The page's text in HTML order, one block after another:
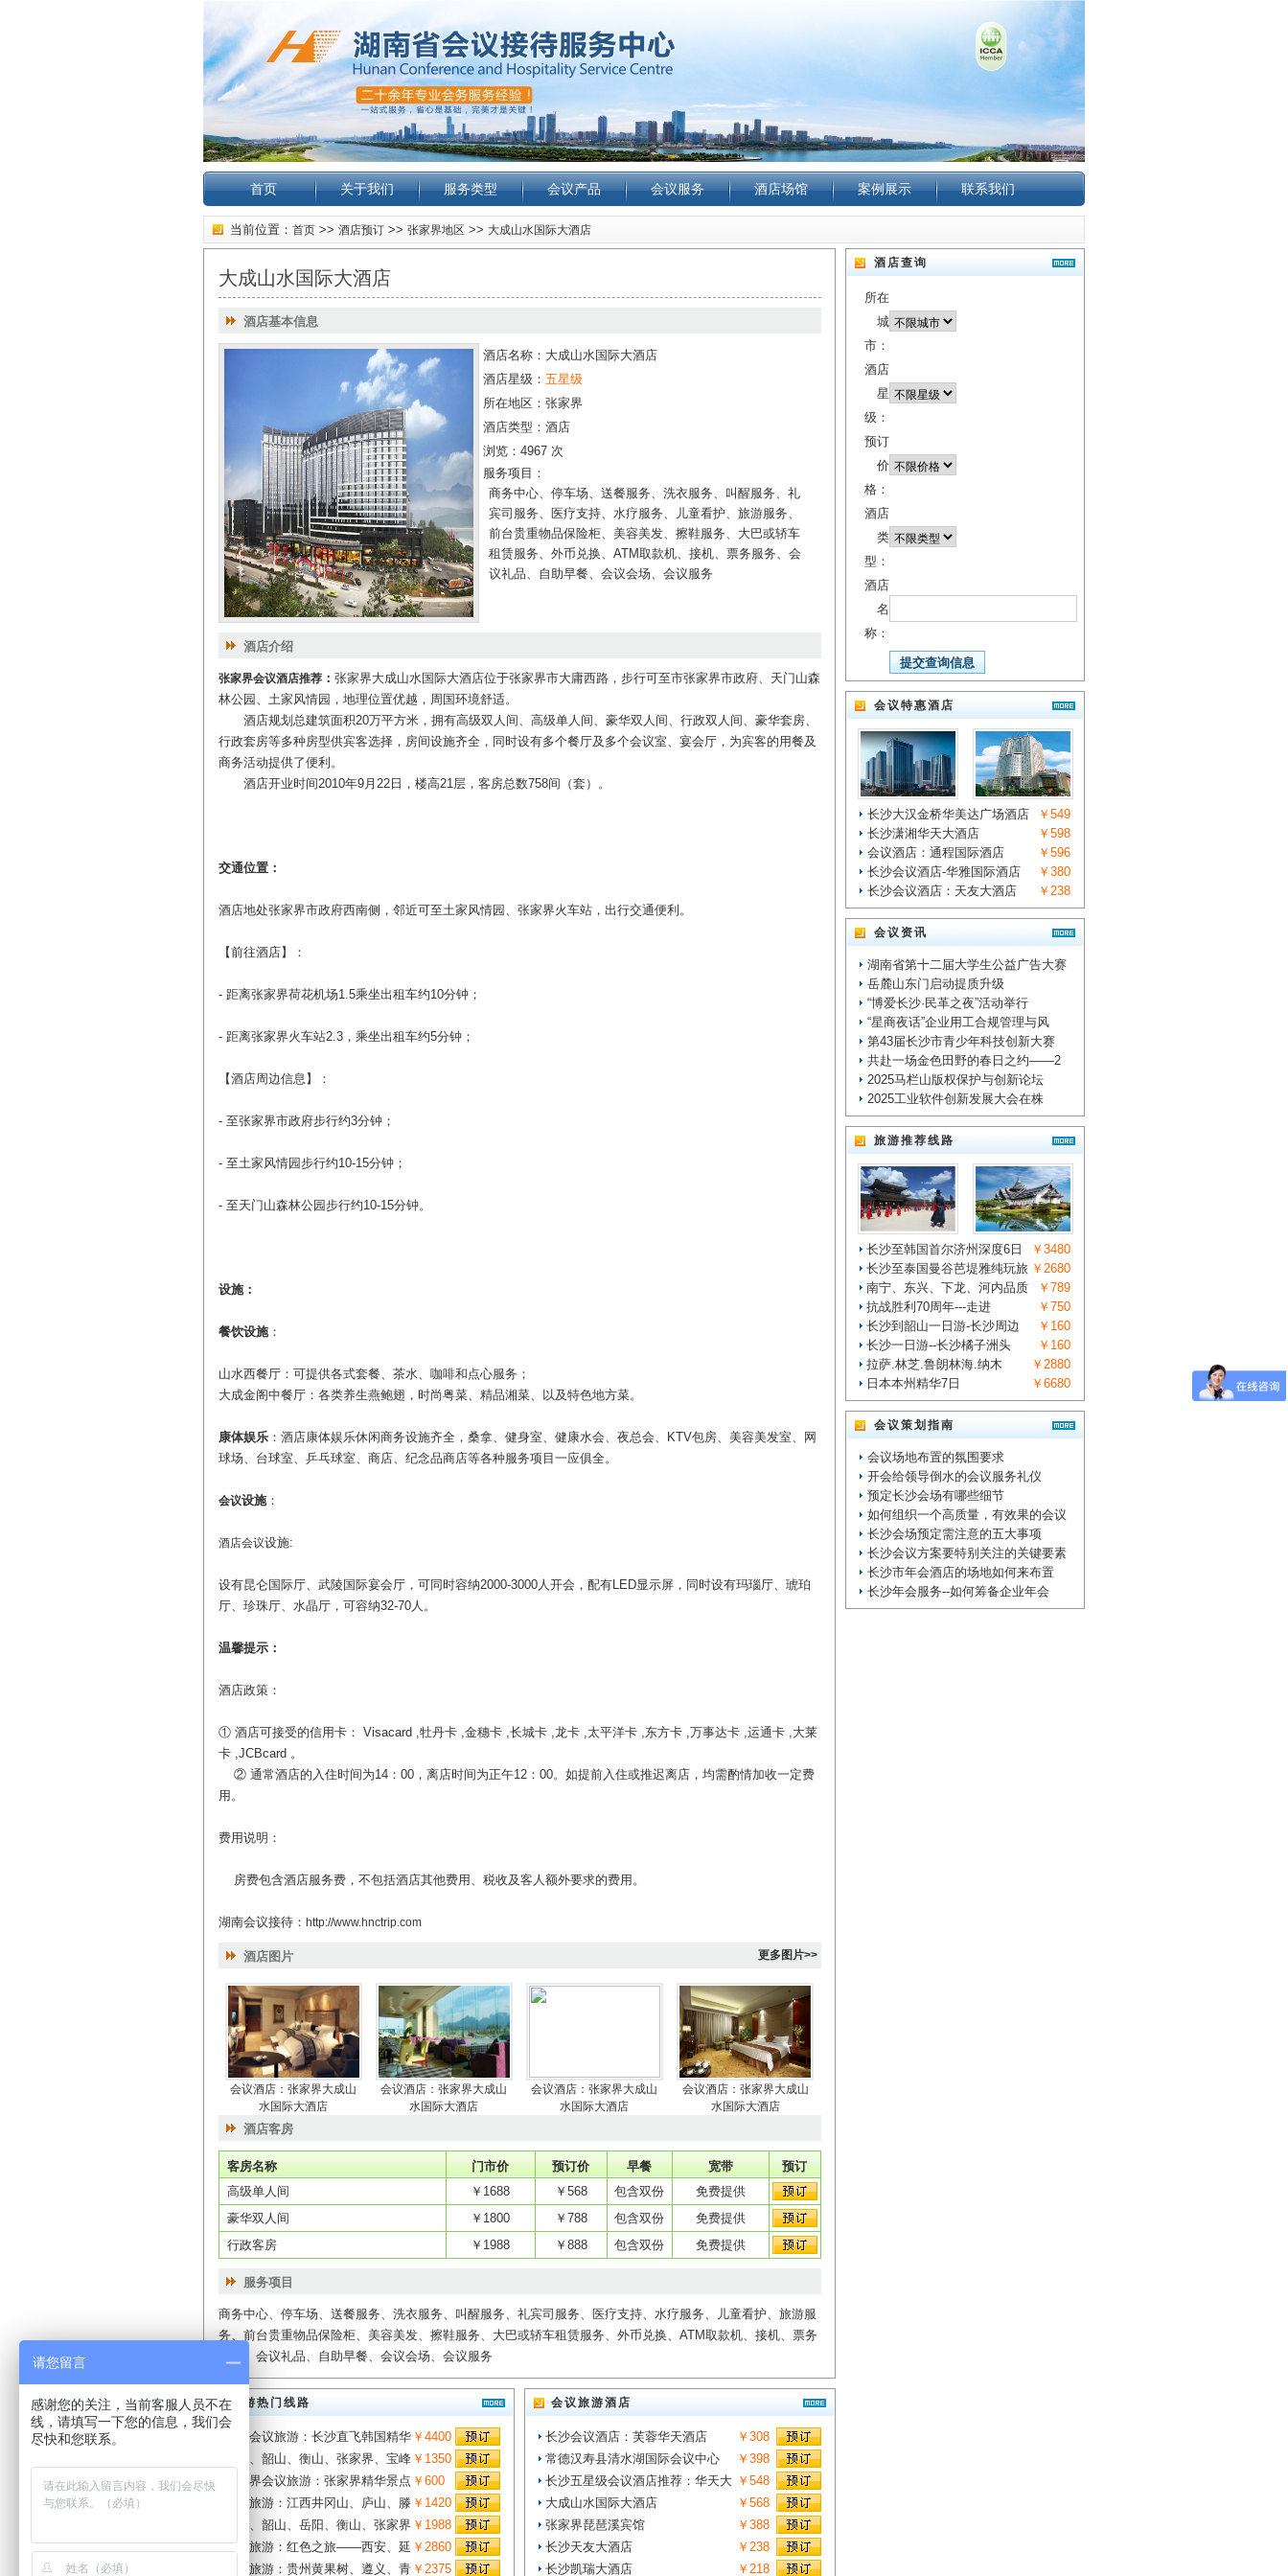
首页 关于我们 服务类型 会议产品 会议服务 酒店场馆 案例展示 联系我们
当前位置： 首页 >> 酒店预订 >> 张家界地区 >> 大成山水国际大酒店
大成山水国际大酒店
酒店基本信息
酒店名称：大成山水国际大酒店
酒店星级： 五星级
所在地区：张家界
酒店类型：酒店
浏览：4967 次
服务项目：
商务中心、停车场、送餐服务、洗衣服务、叫醒服务、礼
宾司服务、医疗支持、水疗服务、儿童看护、旅游服务、
前台贵重物品保险柜、美容美发、擦鞋服务、大巴或轿车
租赁服务、外币兑换、ATM取款机、接机、票务服务、会
议礼品、自助早餐、会议会场、会议服务
酒店介绍
张家界会议酒店推荐： 张家界大成山水国际大酒店位于张家界市大庸西路，步行可至市张家界市政府、天门山森
林公园、土家风情园，地理位置优越，周国环境舒适。
酒店规划总建筑面积20万平方米，拥有高级双人间、高级单人间、豪华双人间、行政双人间、豪华套房、
行政套房等多种房型供宾客选择，房间设施齐全，同时设有多个餐厅及多个会议室、宴会厅，为宾客的用餐及
商务活动提供了便利。
酒店开业时间2010年9月22日，楼高21层，客房总数758间（套）。
交通位置：
酒店地处张家界市政府西南侧，邻近可至土家风情园、张家界火车站，出行交通便利。
【前往酒店】：
- 距离张家界荷花机场1.5乘坐出租车约10分钟；
- 距离张家界火车站2.3，乘坐出租车约5分钟；
【酒店周边信息】：
- 至张家界市政府步行约3分钟；
- 至土家风情园步行约10-15分钟；
- 至天门山森林公园步行约10-15分钟。
设施：
餐饮设施：
山水西餐厅：可提供各式套餐、茶水、咖啡和点心服务；
大成金阁中餐厅：各类养生燕鲍翅，时尚粤菜、精品湘菜、以及特色地方菜。
康体娱乐：酒店康体娱乐休闲商务设施齐全，桑拿、健身室、健康水会、夜总会、KTV包房、美容美发室、网
球场、台球室、乒乓球室、商店、纪念品商店等各种服务项目一应俱全。
会议设施：
酒店会议设施:
设有昆仑国际厅、武陵国际宴会厅，可同时容纳2000-3000人开会，配有LED显示屏，同时设有玛瑙厅、琥珀
厅、珍珠厅、水晶厅，可容纳32-70人。
温馨提示：
酒店政策：
① 酒店可接受的信用卡： Visacard ,牡丹卡 ,金穗卡 ,长城卡 ,龙卡 ,太平洋卡 ,东方卡 ,万事达卡 ,运通卡 ,大莱
卡 ,JCBcard 。
② 通常酒店的入住时间为14：00，离店时间为正午12：00。如提前入住或推迟离店，均需酌情加收一定费
用。
费用说明：
房费包含酒店服务费，不包括酒店其他费用、税收及客人额外要求的费用。
湖南会议接待： http://www.hnctrip.com
酒店图片 更多图片>>
会议酒店：张家界大成山
水国际大酒店
会议酒店：张家界大成山
水国际大酒店
会议酒店：张家界大成山
水国际大酒店
会议酒店：张家界大成山
水国际大酒店
酒店客房
客房名称 门市价 预订价 早餐 宽带
预订
高级单人间
￥1688 ￥568 包含双份
免费提供
豪华双人间
￥1800 ￥788 包含双份
免费提供
行政客房
￥1988 ￥888 包含双份 免费提供
服务项目
商务中心、停车场、送餐服务、洗衣服务、叫醒服务、礼宾司服务、医疗支持、水疗服务、儿童看护、旅游服
务、前台贵重物品保险柜、美容美发、擦鞋服务、大巴或轿车租赁服务、外币兑换、ATM取款机、接机、票务
服务、会议礼品、自助早餐、会议会场、会议服务
旅游热门线路
长沙会议旅游：长沙直飞韩国精华 ￥4400
长沙、韶山、衡山、张家界、宝峰 ￥1350
张家界会议旅游：张家界精华景点 ￥600
会议旅游：江西井冈山、庐山、滕 ￥1420
长沙、韶山、岳阳、衡山、张家界 ￥1988
会议旅游：红色之旅——西安、延 ￥2860
会议旅游：贵州黄果树、遵义、青 ￥2375
会议旅游酒店
长沙会议酒店：芙蓉华天酒店
￥308
常德汉寿县清水湖国际会议中心
￥398
长沙五星级会议酒店推荐：华天大 ￥548
大成山水国际大酒店
￥568
张家界琵琶溪宾馆
￥388
长沙天友大酒店
￥238
长沙凯瑞大酒店
￥218
酒店查询
所在
城
市：
酒店
星
级：
预订
价
格：
酒店
类
型：
酒店
名
称：
会议特惠酒店
长沙大汉金桥华美达广场酒店
￥549
长沙潇湘华天大酒店
￥598
会议酒店：通程国际酒店
￥596
长沙会议酒店-华雅国际酒店
￥380
长沙会议酒店：天友大酒店
￥238
会议资讯
湖南省第十二届大学生公益广告大赛
岳麓山东门启动提质升级
“博爱长沙·民革之夜”活动举行
“星商夜话”企业用工合规管理与风
第43届长沙市青少年科技创新大赛
共赴一场金色田野的春日之约——2
2025马栏山版权保护与创新论坛
2025工业软件创新发展大会在株
旅游推荐线路
长沙至韩国首尔济州深度6日
￥3480
长沙至泰国曼谷芭堤雅纯玩旅 ￥2680
南宁、东兴、下龙、河内品质
￥789
抗战胜利70周年---走进
￥750
长沙到韶山一日游-长沙周边
￥160
长沙一日游--长沙橘子洲头
￥160
拉萨.林芝.鲁朗林海.纳木
￥2880
日本本州精华7日
￥6680
会议策划指南
会议场地布置的氛围要求
开会给领导倒水的会议服务礼仪
预定长沙会场有哪些细节
如何组织一个高质量，有效果的会议
长沙会场预定需注意的五大事项
长沙会议方案要特别关注的关键要素
长沙市年会酒店的场地如何来布置
长沙年会服务--如何筹备企业年会
请您留言
感谢您的关注，当前客服人员不在
线，请填写一下您的信息，我们会
尽快和您联系。